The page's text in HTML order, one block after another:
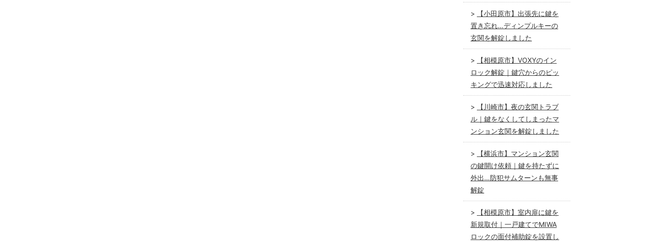
【小田原市】出張先に鍵を
置き忘れ…ディンプルキーの
玄関を解錠しました
【相模原市】VOXYのイン
ロック解錠｜鍵穴からのピッ
キングで迅速対応しました
【川崎市】夜の玄関トラブ
ル｜鍵をなくしてしまったマ
ンション玄関を解錠しました
【横浜市】マンション玄関
の鍵開け依頼｜鍵を持たずに
外出…防犯サムターンも無事
解錠
【相模原市】室内扉に鍵を
新規取付｜一戸建てでMIWA
ロックの面付補助錠を設置し